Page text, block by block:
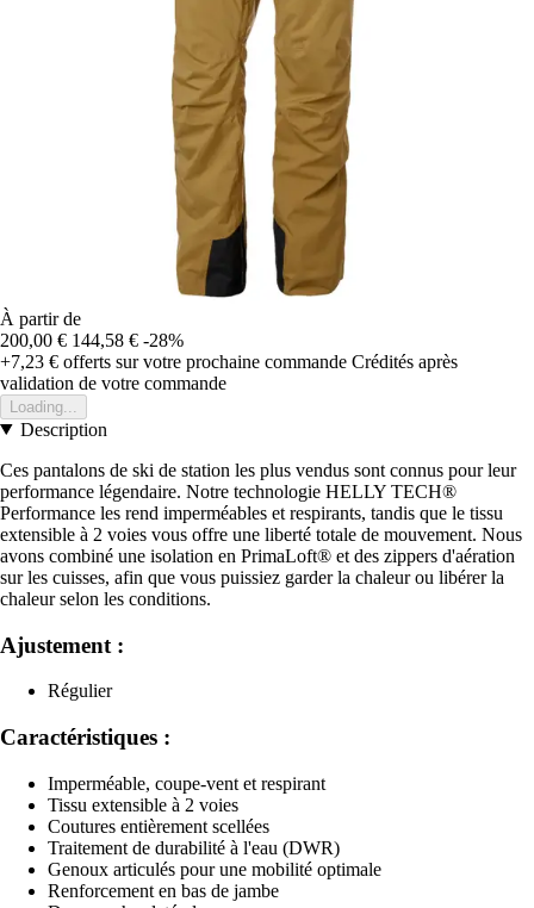
À partir de
200,00 € 144,58 € -28%
+7,23 € offerts sur votre prochaine commande Crédités après
validation de votre commande
Loading...
Description
Ces pantalons de ski de station les plus vendus sont connus pour leur
performance légendaire. Notre technologie HELLY TECH®
Performance les rend imperméables et respirants, tandis que le tissu
extensible à 2 voies vous offre une liberté totale de mouvement. Nous
avons combiné une isolation en PrimaLoft® et des zippers d'aération
sur les cuisses, afin que vous puissiez garder la chaleur ou libérer la
chaleur selon les conditions.
Ajustement :
Régulier
Caractéristiques :
Imperméable, coupe-vent et respirant
Tissu extensible à 2 voies
Coutures entièrement scellées
Traitement de durabilité à l'eau (DWR)
Genoux articulés pour une mobilité optimale
Renforcement en bas de jambe